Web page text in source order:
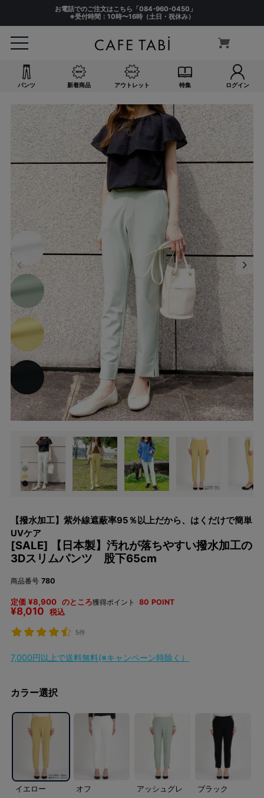
お電話でのご注文はこちら「084-960-0450 」
※受付時間：10時〜16時（土日・祝休み）
パンツ 新着商品 アウトレット 特集 ログイン
【撥水加工】紫外線遮蔽率95％以上だから、はくだけで簡単
UVケア
[SALE] 【日本製】汚れが落ちやすい撥水加工の
3Dスリムパンツ 股下65cm
商品番号 780
定価 ¥8,900 のところ
¥8,010 税込
獲得ポイント 80 POINT
5件
7,000円以上で送料無料(※キャンペーン時除く）
カラー選択
イエロー オフ
アッシュグレ
ブラック